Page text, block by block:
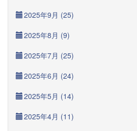
2025年9月 (25)
2025年8月 (9)
2025年7月 (25)
2025年6月 (24)
2025年5月 (14)
2025年4月 (11)